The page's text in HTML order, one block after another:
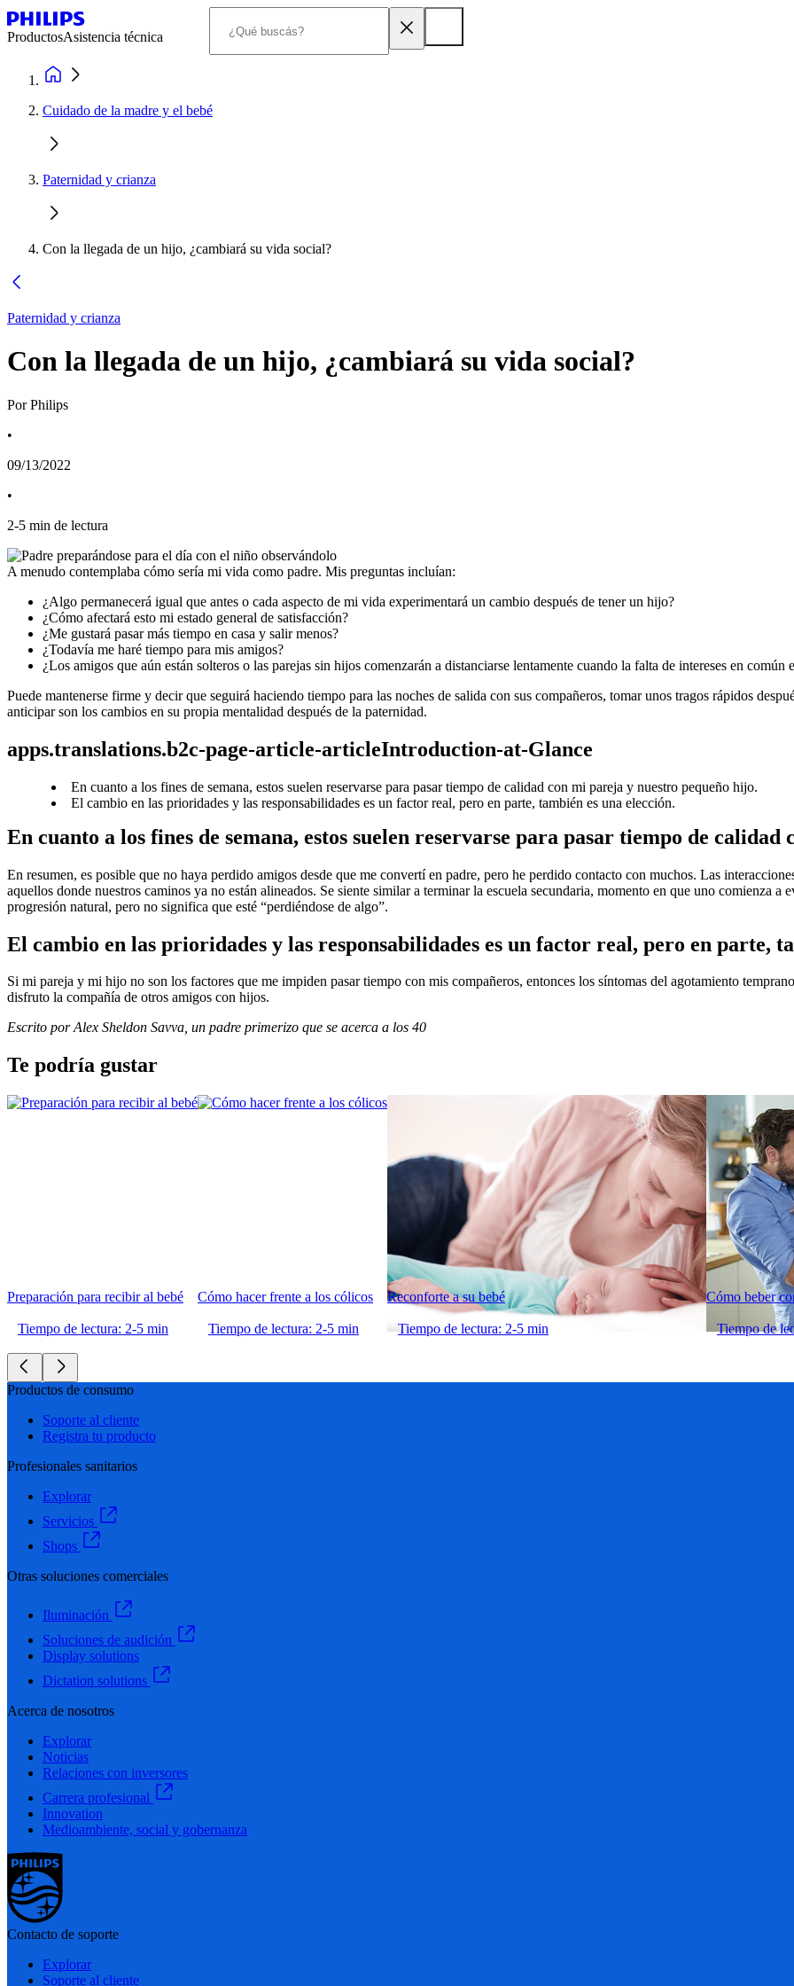
ProductosAsistencia técnica
Cuidado de la madre y el bebé
Paternidad y crianza
Con la llegada de un hijo, ¿cambiará su vida social?
Paternidad y crianza
Con la llegada de un hijo, ¿cambiará su vida social?
Por Philips
•
09/13/2022
•
2-5 min de lectura
A menudo contemplaba cómo sería mi vida como padre. Mis preguntas incluían:
¿Algo permanecerá igual que antes o cada aspecto de mi vida experimentará un cambio después de tener un hijo?
¿Cómo afectará esto mi estado general de satisfacción?
¿Me gustará pasar más tiempo en casa y salir menos?
¿Todavía me haré tiempo para mis amigos?
¿Los amigos que aún están solteros o las parejas sin hijos comenzarán a distanciarse lentamente cuando la falta de intereses en común
Puede mantenerse firme y decir que seguirá haciendo tiempo para las noches de salida con sus compañeros, tomar unos tragos rápidos
anticipar son los cambios en su propia mentalidad después de la paternidad.
apps.translations.b2c-page-article-articleIntroduction-at-Glance
En cuanto a los fines de semana, estos suelen reservarse para pasar tiempo de calidad con mi pareja y nuestro pequeño hijo.
El cambio en las prioridades y las responsabilidades es un factor real, pero en parte, también es una elección.
En cuanto a los fines de semana, estos suelen reservarse para pasar tiempo de
En resumen, es posible que no haya perdido amigos desde que me convertí en padre, pero he perdido contacto con muchos. Las
aquellos donde nuestros caminos ya no están alineados. Se siente similar a terminar la escuela secundaria, momento en que uno comienza a
progresión natural, pero no significa que esté “perdiéndose de algo”.
El cambio en las prioridades y las responsabilidades es un factor real, pero en parte,
Si mi pareja y mi hijo no son los factores que me impiden pasar tiempo con mis compañeros, entonces los síntomas del agotamiento
disfruto la compañía de otros amigos con hijos.
Escrito por Alex Sheldon Savva, un padre primerizo que se acerca a los 40
Te podría gustar
Preparación para recibir al bebé
Tiempo de lectura: 2-5 min
Cómo hacer frente a los cólicos
Tiempo de lectura: 2-5 min
Reconforte a su bebé
Tiempo de lectura: 2-5 min
Cómo beber
Tiempo de
Productos de consumo
Soporte al cliente
Registra tu producto
Profesionales sanitarios
Explorar
Servicios
Shops
Otras soluciones comerciales
Iluminación
Soluciones de audición
Display solutions
Dictation solutions
Acerca de nosotros
Explorar
Noticias
Relaciones con inversores
Carrera profesional
Innovation
Medioambiente, social y gobernanza
Contacto de soporte
Explorar
Soporte al cliente